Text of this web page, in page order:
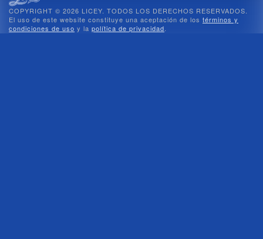
COPYRIGHT © 2026 LICEY. TODOS LOS DERECHOS RESERVADOS.
El uso de este website constituye una aceptación de los términos y
condiciones de uso y la política de privacidad